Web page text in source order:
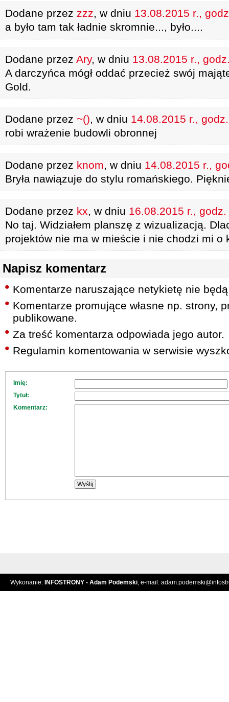
Dodane przez zzz, w dniu 13.08.2015 r.,
a było tam tak ładnie skromnie..., było....
Dodane przez Ary, w dniu 13.08.2015 r.,
A darczyńca mógł oddać przecież swój
Gold.
Dodane przez ~(), w dniu 14.08.2015 r.,
robi wrażenie budowli obronnej
Dodane przez knom, w dniu 14.08.2015 r.,
Bryła nawiązuje do stylu romańskiego.
Dodane przez kx, w dniu 16.08.2015 r.,
No taj. Widziałem planszę z wizualizacją.
projektów nie ma w mieście i nie chodzi mi o
Napisz komentarz
Komentarze naruszające netykietę nie
Komentarze promujące własne np. strony,
publikowane.
Za treść komentarza odpowiada jego autor.
Regulamin komentowania w serwisie
Imię:
Tytuł:
Komentarz:
Wykonanie: INFOSTRONY - Adam Podemski, e-mail: